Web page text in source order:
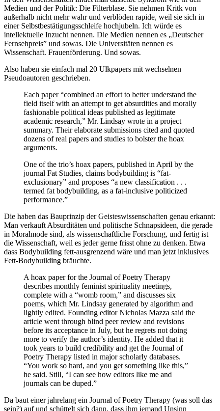
Medien und der Politik: Die Filterblase. Sie nehmen Kritk von
außerhalb nicht mehr wahr und verblöden rapide, weil sie sich in
einer Selbstbestätigungsschleife hochjubeln. Ich würde es
intellektuelle Inzucht nennen. Die Medien nennen es „Deutscher
Fernsehpreis” und sowas. Die Universitäten nennen es
Wissenschaft. Frauenförderung. Und sowas.
Also haben sie einfach mal 20 Ulkpapers mit wechselnen
Pseudoautoren geschrieben.
Each paper “combined an effort to better understand the
field itself with an attempt to get absurdities and morally
fashionable political ideas published as legitimate
academic research,” Mr. Lindsay wrote in a project
summary. Their elaborate submissions cited and quoted
dozens of real papers and studies to bolster the hoax
arguments.
One of the trio’s hoax papers, published in April by the
journal Fat Studies, claims bodybuilding is “fat-
exclusionary” and proposes “a new classification . . .
termed fat bodybuilding, as a fat-inclusive politicized
performance.”
Die haben das Bauprinzip der Geisteswissenschaften genau erkannt:
Man verkauft Absurditäten und politische Schnapsideen, die gerade
in Moralmode sind, als wissenschaftliche Forschung, und fertig ist
die Wissenschaft, weil es jeder gerne frisst ohne zu denken. Etwa
dass Bodybuilding fett-ausgrenzend wäre und man jetzt inklusives
Fett-Bodybuilding bräuchte.
A hoax paper for the Journal of Poetry Therapy
describes monthly feminist spirituality meetings,
complete with a “womb room,” and discusses six
poems, which Mr. Lindsay generated by algorithm and
lightly edited. Founding editor Nicholas Mazza said the
article went through blind peer review and revisions
before its acceptance in July, but he regrets not doing
more to verify the author’s identity. He added that it
took years to build credibility and get the Journal of
Poetry Therapy listed in major scholarly databases.
“You work so hard, and you get something like this,”
he said. Still, “I can see how editors like me and
journals can be duped.”
Da baut einer jahrelang ein Journal of Poetry Therapy (was soll das
sein?) auf und schüttelt sich dann, dass ihm jemand Unsinn